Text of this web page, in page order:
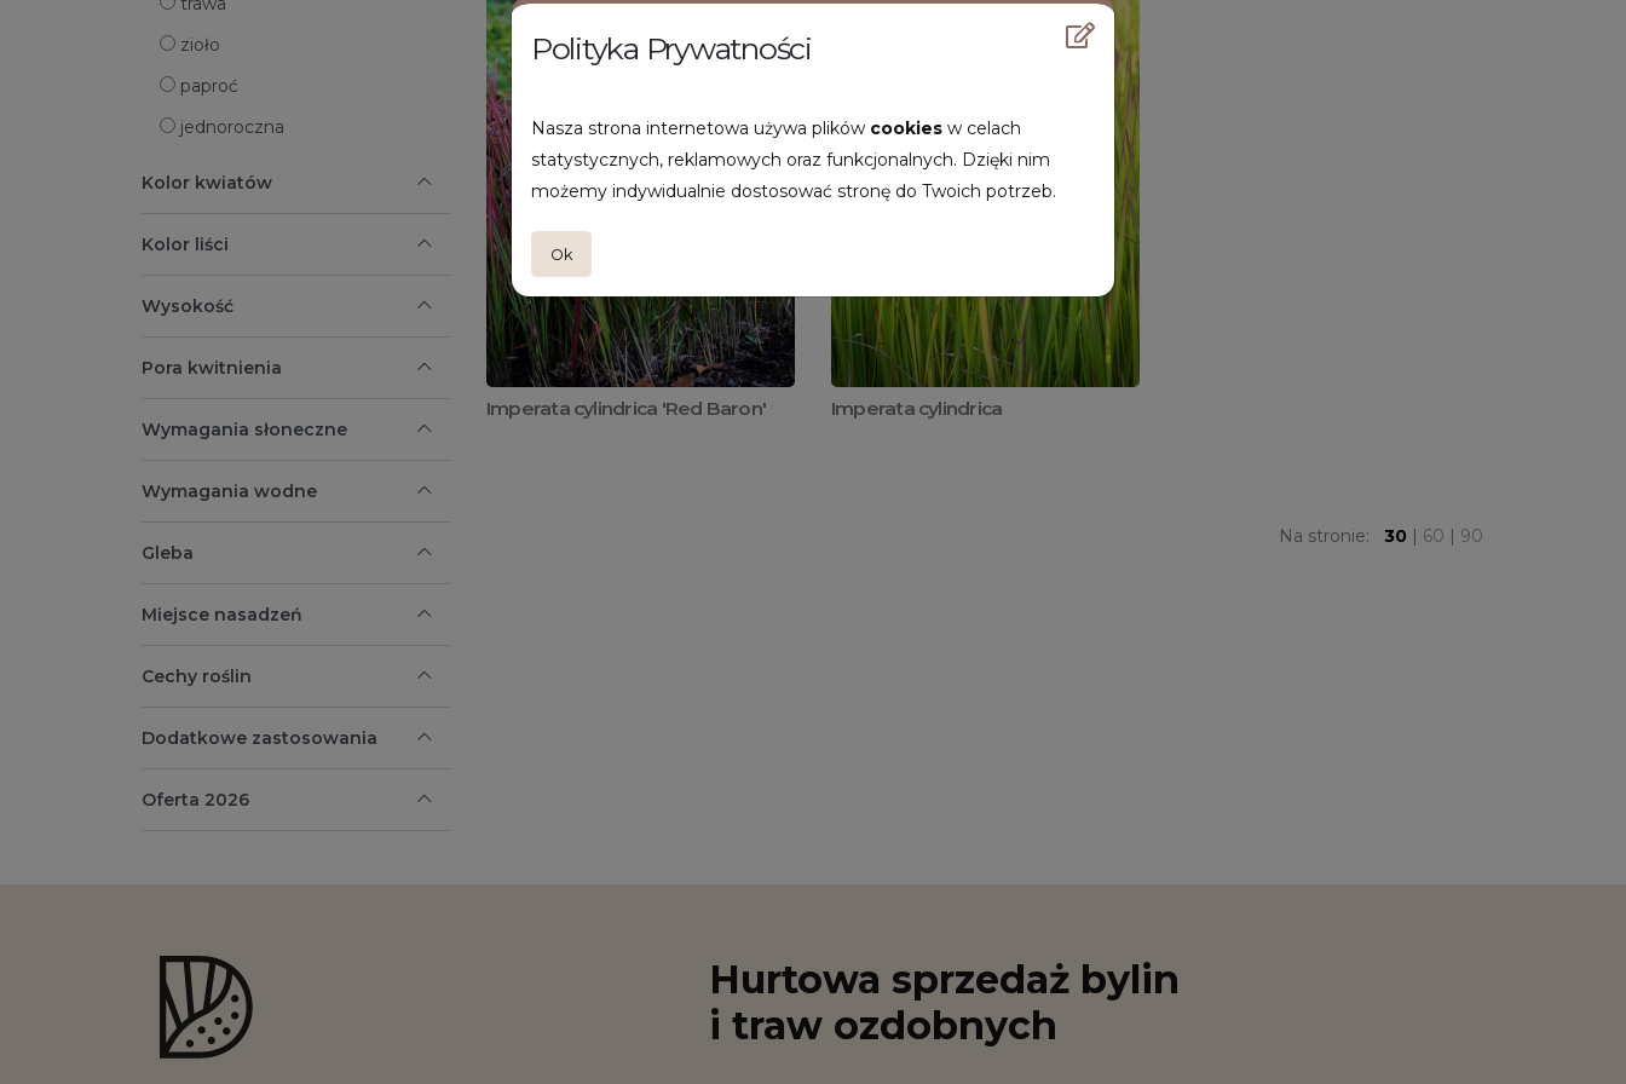
Polityka Prywatności
Nasza strona internetowa używa plików cookies w celach
statystycznych, reklamowych oraz funkcjonalnych. Dzięki nim
możemy indywidualnie dostosować stronę do Twoich potrzeb.
Ok
zioło
paproć
jednoroczna
Kolor kwiatów
Kolor liści
Wysokość
Pora kwitnienia
Wymagania słoneczne
Wymagania wodne
Gleba
Miejsce nasadzeń
Cechy roślin
Dodatkowe zastosowania
Oferta 2026
Imperata cylindrica 'Red Baron' Imperata cylindrica
Na stronie: 30 | 60 | 90
Hurtowa sprzedaż bylin
i traw ozdobnych